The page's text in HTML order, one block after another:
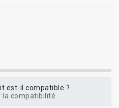
est-il compatible ?
la compatibilité